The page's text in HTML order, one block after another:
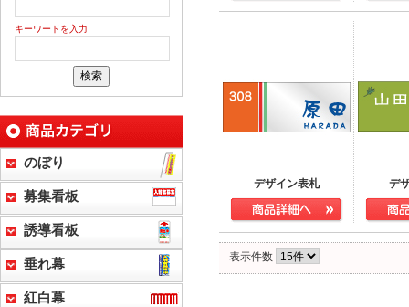
デザイン表札 デ
表示件数
キーワードを入力
のぼり
募集看板
誘導看板
垂れ幕
紅白幕